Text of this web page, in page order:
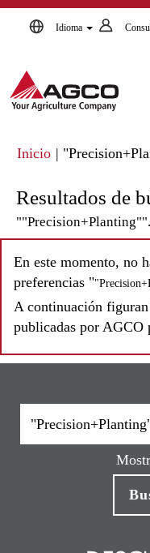
Idioma
Inicio |
Resultados de
""Precision+Planting"".
En este momento, no
preferencias "
A continuación
publicadas por AGCO